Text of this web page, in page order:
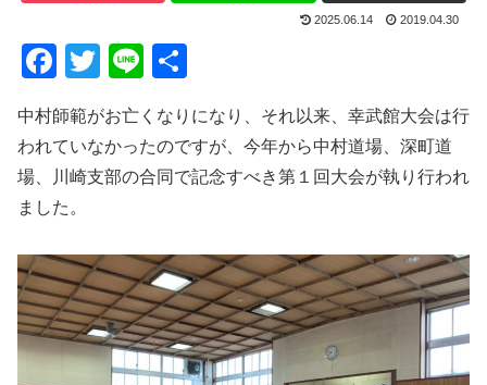
2025.06.14 2019.04.30
F
c
e
b
o
k
T
wi
tt
er
Li
e
中村師範がお亡くなりになり、それ以来、幸武館大会は行
われていなかったのですが、今年から中村道場、深町道
場、川崎支部の合同で記念すべき第１回大会が執り行われ
ました。